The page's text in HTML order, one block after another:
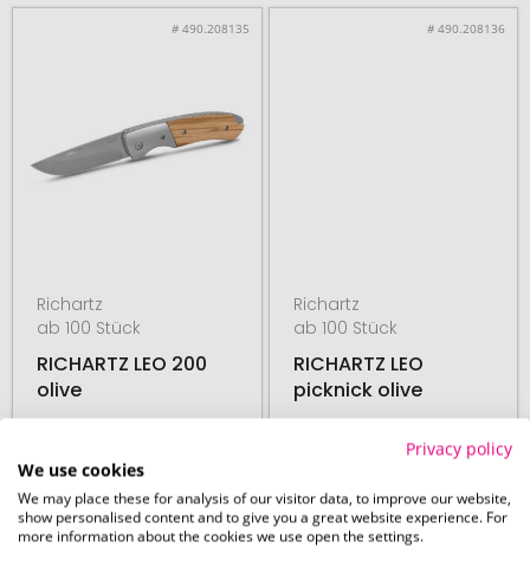
# 490.208135
Richartz
ab 100 Stück
RICHARTZ LEO 200
olive
ab10,61 €
26. August
# 490.208136
Richartz
ab 100 Stück
RICHARTZ LEO
picknick olive
ab 11,57 €
Privacy policy
We use cookies
We may place these for analysis of our visitor data, to improve our website,
show personalised content and to give you a great website experience. For
more information about the cookies we use open the settings.